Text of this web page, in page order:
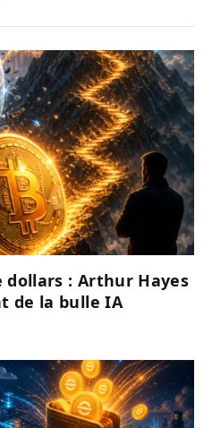
: Arthur Hayes
de la bulle IA